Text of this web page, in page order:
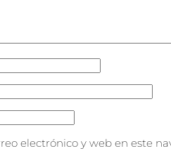
electrónico y web en este